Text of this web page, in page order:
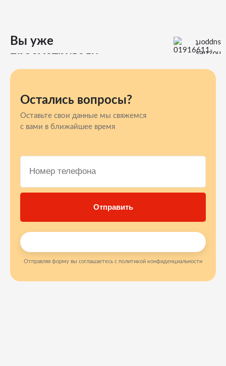
Вы уже
просматривали
Остались вопросы?
Оставьте свои данные мы свяжемся
с вами в ближайшее время
Отправляя форму вы соглашаетесь с политикой конфиденциальности